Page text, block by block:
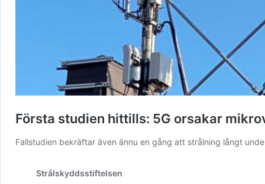
Första studien hittills: 5G orsakar
Fallstudien bekräftar även ännu en gång att strålning långt
Strålskyddsstiftelsen